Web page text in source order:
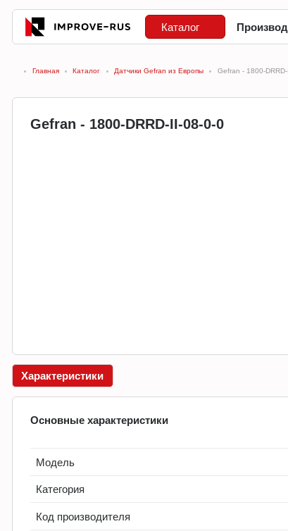
Каталог
Главная Каталог Датчики Gefran из Европы Gefran - 1800-
Gefran - 1800-DRRD-II-08-0-0
Характеристики
Основные характеристики
Модель
Категория
Код производителя